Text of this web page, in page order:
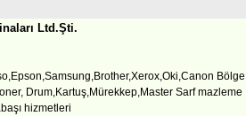
Ltd.Şti.
Bölge
Drum,Kartuş,Mürekkep,Master Sarf mazleme
hizmetleri